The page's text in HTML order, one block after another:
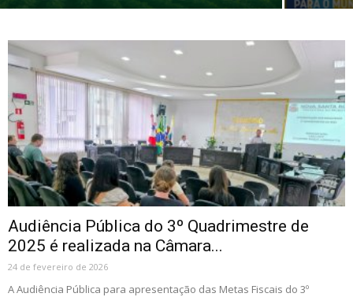
Audiência Pública do 3º Quadrimestre de
2025 é realizada na Câmara...
24 de fevereiro de 2026
A Audiência Pública para apresentação das Metas Fiscais do 3º